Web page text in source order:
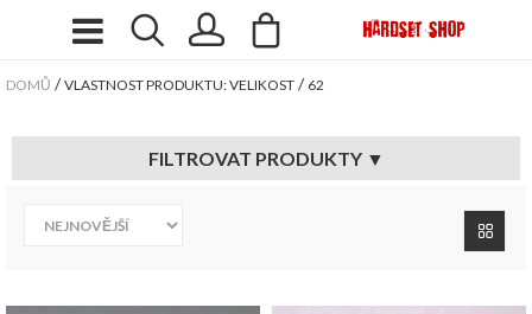
DOMŮ /VLASTNOST PRODUKTU: VELIKOST / 62
FILTROVAT PRODUKTY ▼